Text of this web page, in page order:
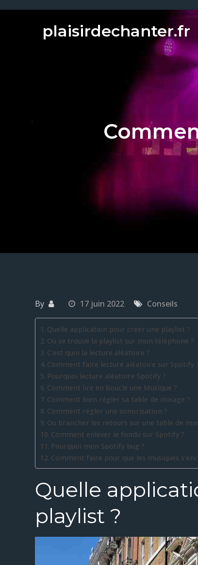
plaisirdechanter.fr
By 17 juin 2022 Conseils
Quelle application pour créer une playlist ?
Où se trouve la playlist sur mon téléphone ?
C’est quoi la lecture aléatoire ?
Comment faire lecture aléatoire sur Spotify
Pourquoi lecture aléatoire Spotify ?
Comment lire en boucle une Musique ?
Comment bien régler sa table de mixage ?
Comment régler une sonorisation ?
Ou brancher les retours sur une table de
Comment enlever le fondu sur Spotify ?
Pourquoi mon Spotify bug ?
Comment faire pour que les musiques
Quelle
playlist ?